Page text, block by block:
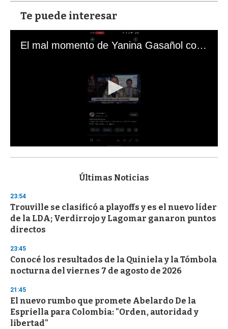
Te puede interesar
El mal momento de Yanina Gasañol con un hincha argentino en "Subrayado"
s
d
s
o
f
3
s
e
c
o
d
s
Últimas Noticias
23:54
Trouville se clasificó a playoffs y es el nuevo líder
de la LDA; Verdirrojo y Lagomar ganaron puntos
directos
23:45
Conocé los resultados de la Quiniela y la Tómbola
nocturna del viernes 7 de agosto de 2026
21:45
El nuevo rumbo que promete Abelardo De la
Espriella para Colombia: "Orden, autoridad y
libertad"